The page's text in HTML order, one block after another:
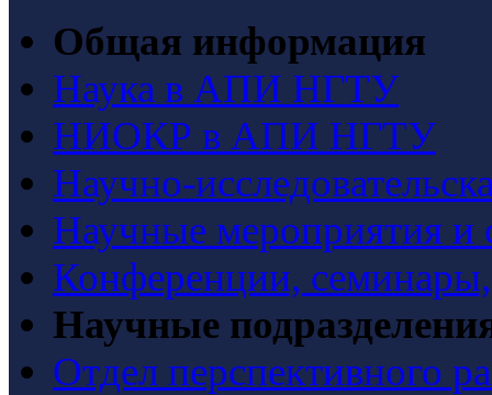
Общая информация
Наука в АПИ НГТУ
НИОКР в АПИ НГТУ
Научно-
Научные мероприятия и
Конференции,
Научные
Отдел перспективного